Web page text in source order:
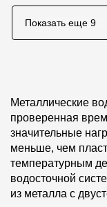
Показать еще 9
Металлические
проверенная
значительные
меньше, чем
температурным
водосточной
из металла с